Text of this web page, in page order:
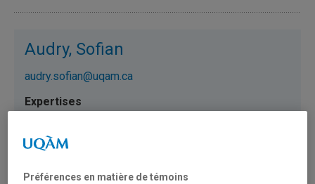
Audry, Sofian
audry.sofian@uqam.ca
Préférences en matière de témoins